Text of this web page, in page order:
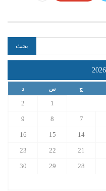
ج س د
1
2
7
8
9
14
15
16
21
22
23
28
29
30